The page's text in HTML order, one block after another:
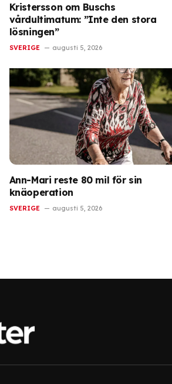
Kristersson om Buschs
vårdultimatum: ”Inte den stora
lösningen”
SVERIGE augusti 5, 2026
Ann-Mari reste 80 mil för sin
knäoperation
SVERIGE augusti 5, 2026